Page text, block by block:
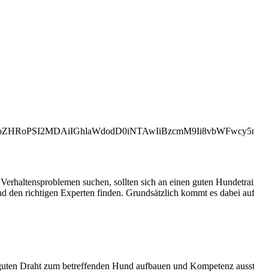
suchen, sollten sich an einen guten
den richtigen Experten finden. Grundsätzlich kommt es dabei
Draht zum betreffenden Hund aufbauen und Kompetenz